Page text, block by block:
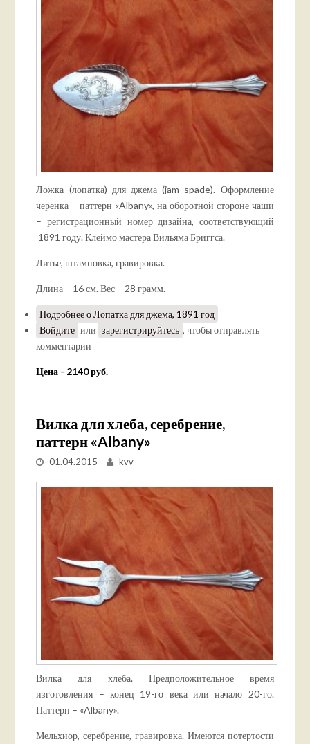
Ложка (лопатка) для джема (jam spade). Оформление
черенка – паттерн «Albany», на оборотной стороне чаши
– регистрационный номер дизайна, соответствующий
1891 году. Клеймо мастера Вильяма Бриггса.
Литье, штамповка, гравировка.
Длина – 16 см. Вес – 28 грамм.
Подробнеео Лопатка для джема, 1891 год
Войдите или зарегистрируйтесь , чтобы отправлять
комментарии
Цена - 2140 руб.
Вилка для хлеба, серебрение,
паттерн «Albany»
01.04.2015 kvv
Вилка для хлеба. Предположительное время
изготовления – конец 19-го века или начало 20-го.
Паттерн – «Albany».
Мельхиор, серебрение, гравировка. Имеются потертости